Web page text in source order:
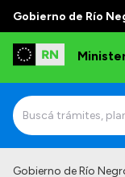
Gobierno de Río
Gobierno de Río